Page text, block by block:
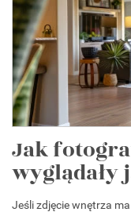
Jak
wyglądały
Jeśli zdjęcie wnętrza